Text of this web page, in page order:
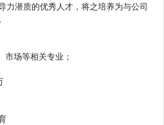
力潜质的优秀人才，将之培养为与公司
场等相关专业；